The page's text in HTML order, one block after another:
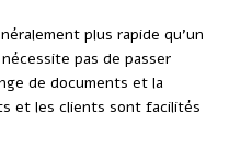
plus rapide qu’un
pas de passer
de documents et la
et les clients sont facilités